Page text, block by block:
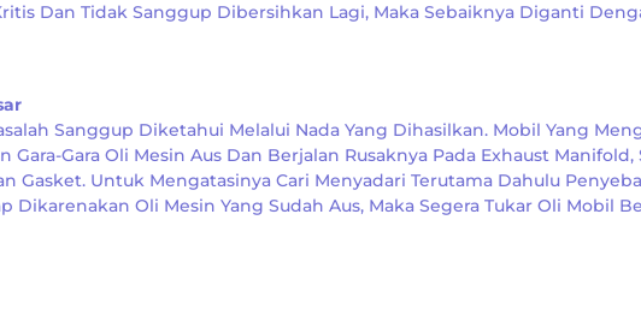
Dan Tidak Sanggup Dibersihkan Lagi, Maka Sebaiknya Diganti
Sanggup Diketahui Melalui Nada Yang Dihasilkan. Mobil Yang
Gara-Gara Oli Mesin Aus Dan Berjalan Rusaknya Pada Exhaust Manifold,
Gasket. Untuk Mengatasinya Cari Menyadari Terutama Dahulu
Dikarenakan Oli Mesin Yang Sudah Aus, Maka Segera Tukar Oli Mobil